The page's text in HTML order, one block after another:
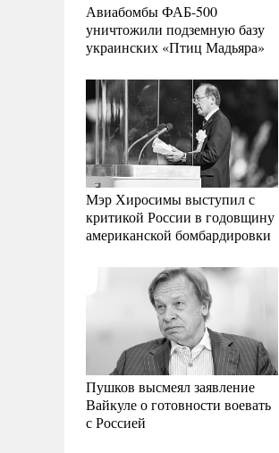
Авиабомбы ФАБ-500
уничтожили подземную базу
украинских «Птиц Мадьяра»
Мэр Хиросимы выступил с
критикой России в годовщину
американской бомбардировки
Пушков высмеял заявление
Вайкуле о готовности воевать
с Россией